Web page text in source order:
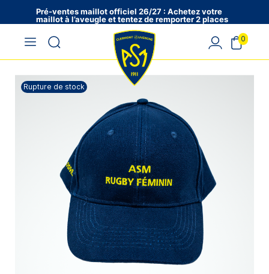
Pré-ventes maillot officiel 26/27 : Achetez votre
maillot à l’aveugle et tentez de remporter 2 places
en VIP !
Rupture de stock
0